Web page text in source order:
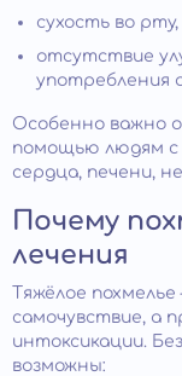
сухость во
отсутствие
употребления
Особенно важно
помощью людям с
сердца, печени,
Почему
лечения
Тяжёлое
самочувствие, а
интоксикации.
возможны: